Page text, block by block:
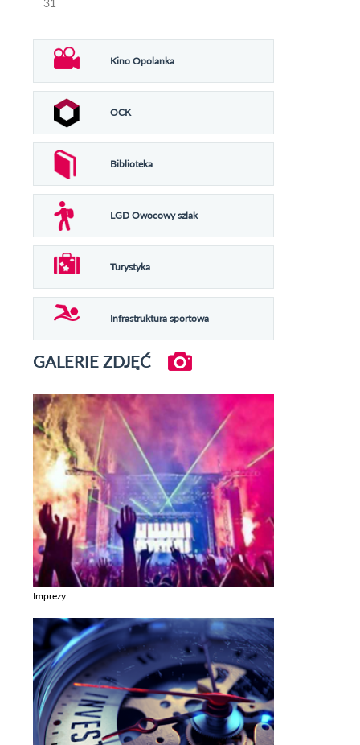
31
Kino Opolanka
OCK
Biblioteka
LGD Owocowy szlak
Turystyka
Infrastruktura sportowa
GALERIE ZDJĘĆ
Imprezy